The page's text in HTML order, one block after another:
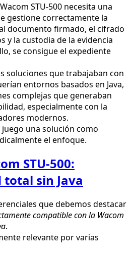
STU-500 necesita una
gestione correctamente la
documento firmado, el cifrado
y la custodia de la evidencia
se consigue el expediente
soluciones que trabajaban con
entornos basados en Java,
complejas que generaban
especialmente con la
modernos.
una solución como
el enfoque.
STU-500:
sin Java
que debemos destacar
compatible con la Wacom
.
relevante por varias